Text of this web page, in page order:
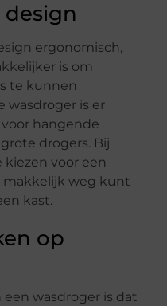
design
ergonomisch,
is om
te kunnen
wasdroger is er
hangende
drogers. Bij
voor een
makkelijk weg kunt
kast.
op
wasdroger is dat